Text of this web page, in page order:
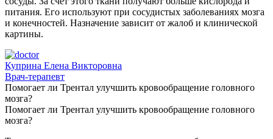
питания. Его используют при сосудистых заболеваниях мозга
и конечностей. Назначение зависит от жалоб и клинической
картины.
Куприна Елена Викторовна
Врач-терапевт
Помогает ли Трентал улучшить кровообращение головного
мозга?
Помогает ли Трентал улучшить кровообращение головного
мозга?